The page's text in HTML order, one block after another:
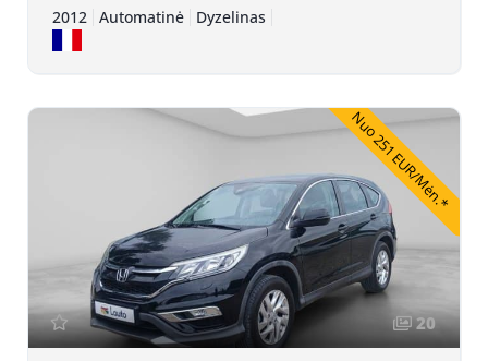
2012 Automatinė Dyzelinas
Nuo 251 EUR/Mėn.*
20